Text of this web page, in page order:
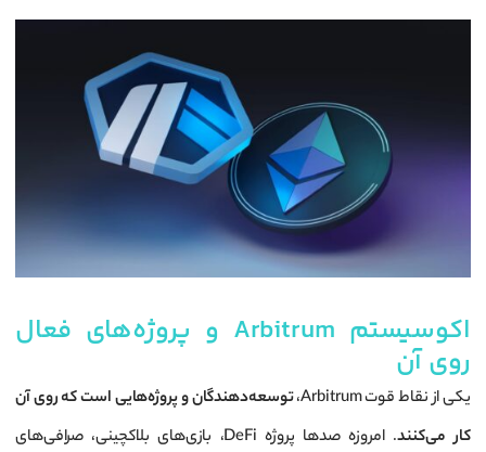
اکوسیستم Arbitrum و پروژه‌های فعال
روی آن
یکی از نقاط قوت Arbitrum،
توسعه‌دهندگان و پروژه‌هایی است که روی آن
کار می‌کنند
. امروزه صدها پروژه DeFi، بازی‌های بلاکچینی، صرافی‌های